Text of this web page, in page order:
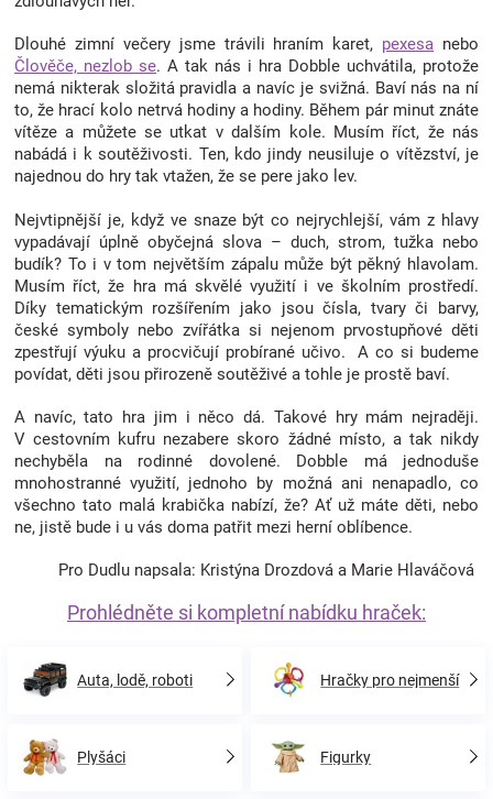
Dlouhé zimní večery jsme trávili hraním karet, pexesa nebo
Člověče, nezlob se. A tak nás i hra Dobble uchvátila, protože
nemá nikterak složitá pravidla a navíc je svižná. Baví nás na ní
to, že hrací kolo netrvá hodiny a hodiny. Během pár minut znáte
vítěze a můžete se utkat v dalším kole. Musím říct, že nás
nabádá i k soutěživosti. Ten, kdo jindy neusiluje o vítězství, je
najednou do hry tak vtažen, že se pere jako lev.
Nejvtipnější je, když ve snaze být co nejrychlejší, vám z hlavy
vypadávají úplně obyčejná slova – duch, strom, tužka nebo
budík? To i v tom největším zápalu může být pěkný hlavolam.
Musím říct, že hra má skvělé využití i ve školním prostředí.
Díky tematickým rozšířením jako jsou čísla, tvary či barvy,
české symboly nebo zvířátka si nejenom prvostupňové děti
zpestřují výuku a procvičují probírané učivo. A co si budeme
povídat, děti jsou přirozeně soutěživé a tohle je prostě baví.
A navíc, tato hra jim i něco dá. Takové hry mám nejraději.
V cestovním kufru nezabere skoro žádné místo, a tak nikdy
nechyběla na rodinné dovolené. Dobble má jednoduše
mnohostranné využití, jednoho by možná ani nenapadlo, co
všechno tato malá krabička nabízí, že? Ať už máte děti, nebo
ne, jistě bude i u vás doma patřit mezi herní oblíbence.
Pro Dudlu napsala: Kristýna Drozdová a Marie Hlaváčová
Prohlédněte si kompletní nabídku hraček:
Auta, lodě, roboti Hračky pro nejmenší
Plyšáci Figurky